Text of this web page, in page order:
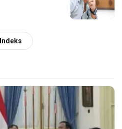
Indeks